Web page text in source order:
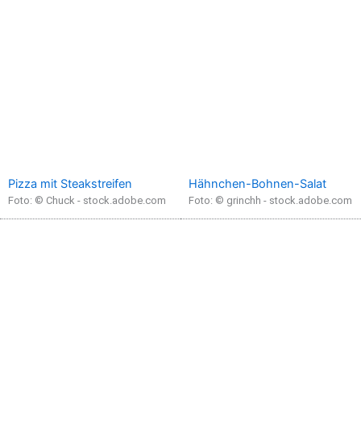
Pizza mit Steakstreifen
Foto: © Chuck - stock.adobe.com
Hähnchen-Bohnen-Salat
Foto: © grinchh - stock.adobe.com